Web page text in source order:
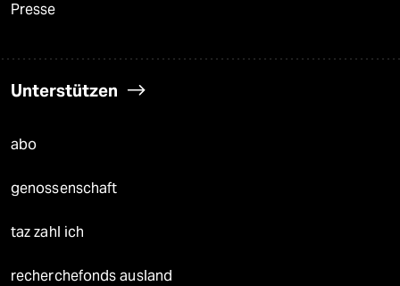
Presse
Unterstützen
abo
genossenschaft
taz zahl ich
recherchefonds ausland